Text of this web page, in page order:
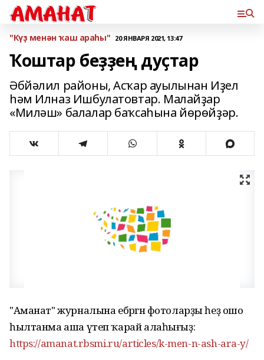
"Күҙ менән ҡаш араһы" 20 ЯНВАРЯ 2021, 13:47
Ҡоштар беҙҙең дуҫтар
Әбйәлил районы, Асҡар ауылынан Иҙел
һәм Илназ Ишбулатовтар. Малайҙар
«Миләш» балалар баҡсаһына йөрөйҙәр.
"Аманат" журналына ебәргән фотоларҙы һеҙ ошо
һылтанма аша үтеп ҡарай алаһығыҙ:
https://amanat.rbsmi.ru/articles/k-men-n-ash-ara-y/